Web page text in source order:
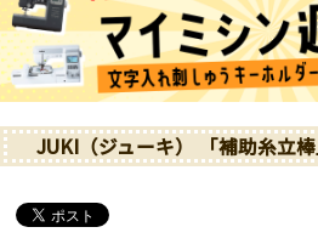
JUKI（ジューキ） 「補助糸立棒